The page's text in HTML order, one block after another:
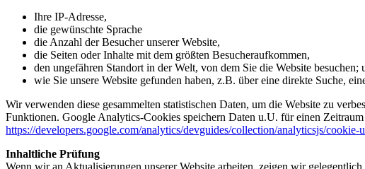
Ihre IP-Adresse,
die gewünschte Sprache
die Anzahl der Besucher unserer Website,
die Seiten oder Inhalte mit dem größten Besucheraufkommen,
den ungefähren Standort in der Welt, von dem Sie die Website besuchen;
wie Sie unsere Website gefunden haben, z.B. über eine direkte Suche,
Wir verwenden diese gesammelten statistischen Daten, um die Website zu
Funktionen. Google Analytics-Cookies speichern Daten u.U. für einen
https://developers.google.com/analytics/devguides/collection/analyticsjs/cookie-
Inhaltliche Prüfung